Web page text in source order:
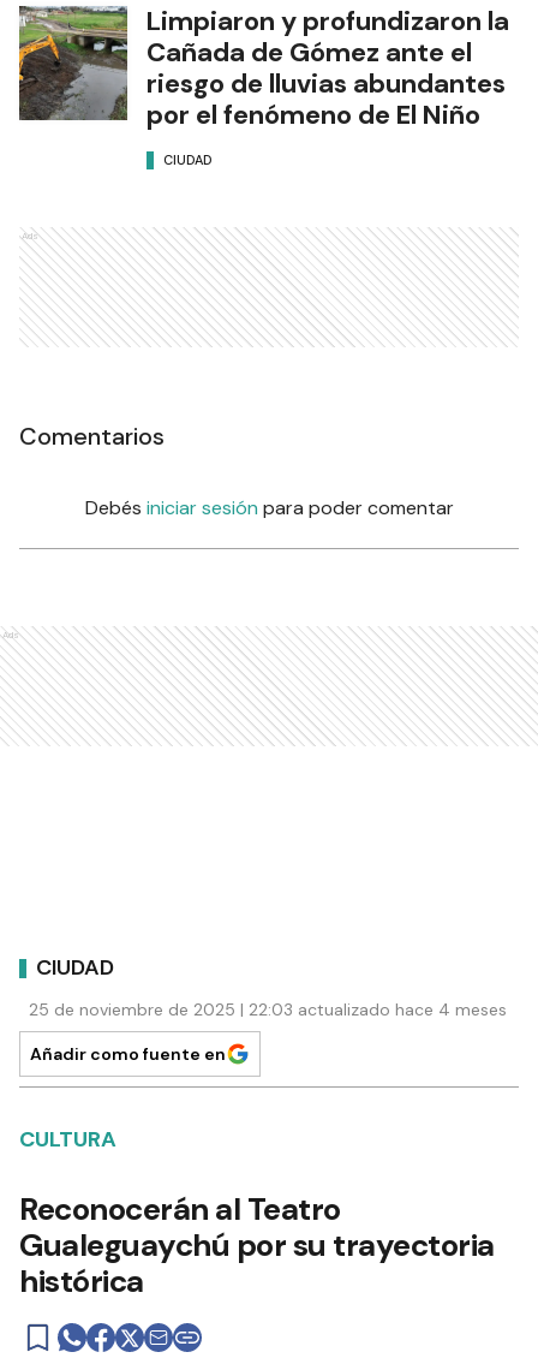
Limpiaron y profundizaron la
Cañada de Gómez ante el
riesgo de lluvias abundantes
por el fenómeno de El Niño
CIUDAD
Ads
Comentarios
Debés iniciar sesión para poder comentar
Ads
CIUDAD
25 de noviembre de 2025 | 22:03 actualizado hace 4 meses
Añadir como fuente en
CULTURA
Reconocerán al Teatro
Gualeguaychú por su trayectoria
histórica